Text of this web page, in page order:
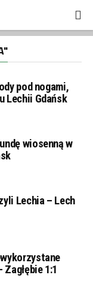
pod nogami,
Lechii Gdańsk
wiosenną w
Lechia – Lech
1:1